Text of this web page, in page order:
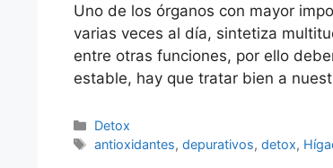
Uno de los órganos con mayor
varias veces al día, sintetiza
entre otras funciones, por ello
estable, hay que tratar bien a
Categorías
Detox
Etiquetas
antioxidantes,depurativos,detox,